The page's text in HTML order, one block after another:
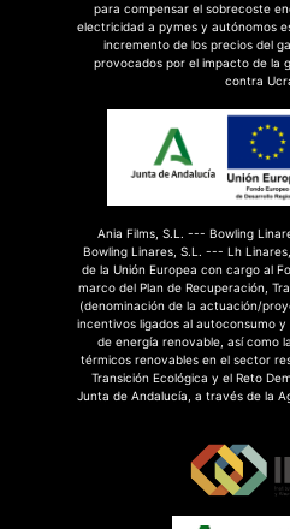
para compensar el sobrecoste
electricidad a pymes y autónomos
incremento de los precios del
provocados por el impacto de la
contra
Ania Films, S.L. --- Bowling
Bowling Linares, S.L. --- Lh
de la Unión Europea con cargo al
marco del Plan de Recuperación,
(denominación de la actuación/
incentivos ligados al autoconsumo
de energía renovable, así como
térmicos renovables en el sector
Transición Ecológica y el Reto
Junta de Andalucía, a través de la